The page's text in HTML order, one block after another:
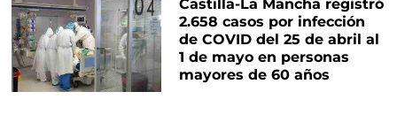
Castilla-La Mancha registró
2.658 casos por infección
de COVID del 25 de abril al
1 de mayo en personas
mayores de 60 años